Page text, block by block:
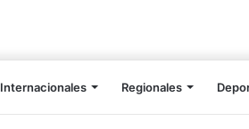
Internacionales Regionales